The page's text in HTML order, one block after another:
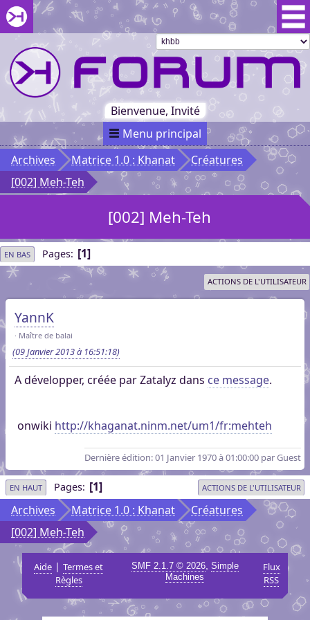
Aller au menu du forum
Aller au contenu du forum
Aller à la recherche dans le forum
Passer le
menu
Khaganat
Retour
au début
du menu
Khaganat
Bienvenue, Invité
Menu principal
Archives
Matrice 1.0 : Khanat
Créatures
[002] Meh-Teh
[002] Meh-Teh
EN BAS Pages 1
ACTIONS DE L'UTILISATEUR
YannK
Maître de balai
(09 Janvier 2013 à 16:51:18)
A développer, créée par Zatalyz dans ce message.
onwiki http://khaganat.ninm.net/um1/fr:mehteh
Dernière édition: 01 Janvier 1970 à 01:00:00 par Guest
EN HAUT Pages 1 ACTIONS DE L'UTILISATEUR
Archives Matrice 1.0 : Khanat
Créatures
[002] Meh-Teh
Aide |Termes et
Règles
SMF 2.1.7 © 2026, Simple
Machines
Flux
RSS